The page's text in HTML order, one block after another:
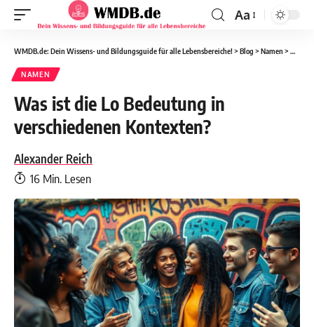
Aa
WMDB.de: Dein Wissens- und Bildungsguide für alle Lebensbereiche! > Blog > Namen > Was
NAMEN
Was ist die Lo Bedeutung in
verschiedenen Kontexten?
Alexander Reich
16 Min. Lesen